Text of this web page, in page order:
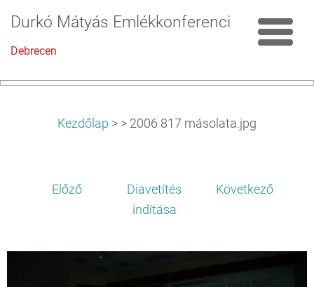
Durkó Mátyás Emlékkonferencia
Debrecen
Kezdőlap > > 2006 817 másolata.jpg
Előző
Diavetítés
indítása
Következő